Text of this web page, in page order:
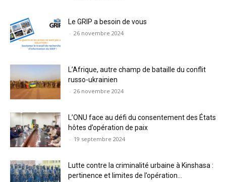
Le GRIP a besoin de vous
- 26 novembre 2024
L’Afrique, autre champ de bataille du conflit
russo-ukrainien
- 26 novembre 2024
L’ONU face au défi du consentement des États
hôtes d’opération de paix
- 19 septembre 2024
Lutte contre la criminalité urbaine à Kinshasa :
pertinence et limites de l’opération...